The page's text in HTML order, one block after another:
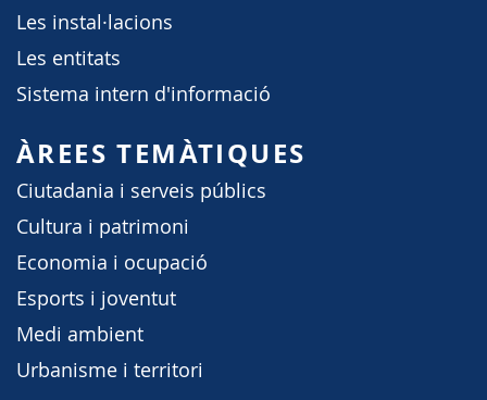
Les instal·lacions
Les entitats
Sistema intern d'informació
ÀREES TEMÀTIQUES
Ciutadania i serveis públics
Cultura i patrimoni
Economia i ocupació
Esports i joventut
Medi ambient
Urbanisme i territori